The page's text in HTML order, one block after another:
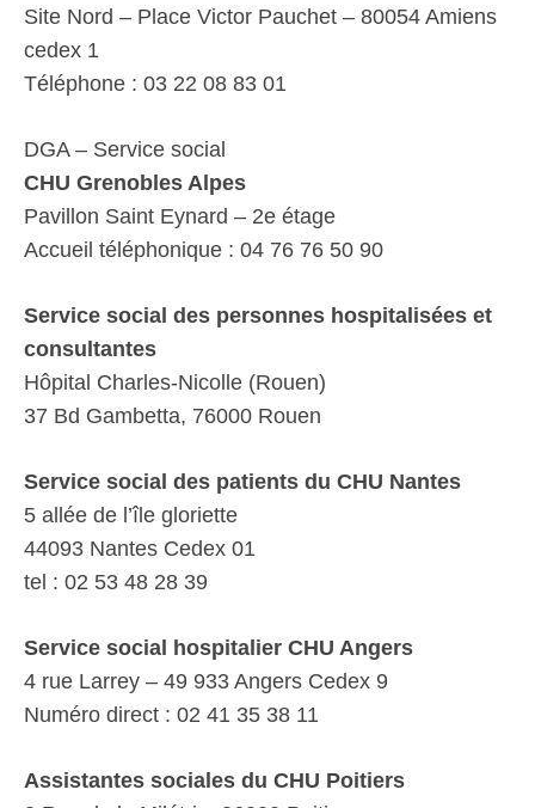
Site Nord – Place Victor Pauchet – 80054 Amiens
cedex 1
Téléphone : 03 22 08 83 01
DGA – Service social
CHU Grenobles Alpes
Pavillon Saint Eynard – 2e étage
Accueil téléphonique : 04 76 76 50 90
Service social des personnes hospitalisées et
consultantes
Hôpital Charles-Nicolle (Rouen)
37 Bd Gambetta, 76000 Rouen
Service social des patients du CHU Nantes
5 allée de l’île gloriette
44093 Nantes Cedex 01
tel : 02 53 48 28 39
Service social hospitalier CHU Angers
4 rue Larrey – 49 933 Angers Cedex 9
Numéro direct : 02 41 35 38 11
Assistantes sociales du CHU Poitiers